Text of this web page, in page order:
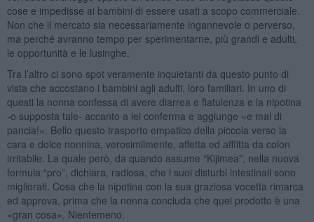
cose e impedisse ai bambini di essere usati a scopo commerciale.
Non che il mercato sia necessariamente ingannevole o perverso,
ma perché avranno tempo per sperimentarne, più grandi e adulti,
le opportunità e le lusinghe.
Tra l’altro ci sono spot veramente inquietanti da questo punto di
vista che accostano i bambini agli adulti, loro familiari. In uno di
questi la nonna confessa di avere diarrea e flatulenza e la nipotina
-o supposta tale- accanto a lei conferma e aggiunge «e mal di
pancia!». Bello questo trasporto empatico della piccola verso la
cara e dolce nonnina, verosimilmente, affetta ed afflitta da colon
irritabile. La quale però, da quando assume “Kijimea”, nella nuova
formula “pro”, dichiara, radiosa, che i suoi disturbi intestinali sono
migliorati. Cosa che la nipotina con la sua graziosa vocetta rimarca
ed approva, prima che la nonna concluda che quel prodotto è una
«gran cosa». Nientemeno.